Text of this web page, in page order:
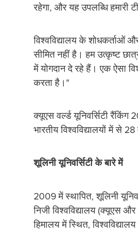
रहेगा, और यह उपलब्धि हमारी
विश्वविद्यालय के शोधकर्ताओं
सीमित नहीं है। हम उत्कृष्ट
में योगदान दे रहे हैं। एक ऐसा
करता है।"
क्यूएस वर्ल्ड यूनिवर्सिटी
भारतीय विश्वविद्यालयों में से
शूलिनी यूनिवर्सिटी के बारे में
2009 में स्थापित, शूलिनी
निजी विश्वविद्यालय (क्यूएस
हिमालय में स्थित,